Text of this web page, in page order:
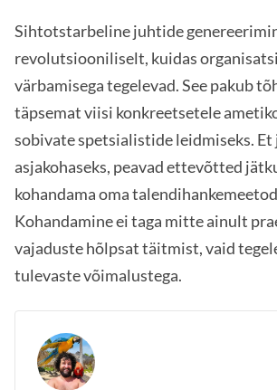
Sihtotstarbeline juhtide
revolutsiooniliselt, kuidas
värbamisega tegelevad. See pakub
täpsemat viisi konkreetsetele
sobivate spetsialistide leidmiseks. Et
asjakohaseks, peavad ettevõtted
kohandama oma
Kohandamine ei taga mitte ainult
vajaduste hõlpsat täitmist, vaid
tulevaste võimalustega.